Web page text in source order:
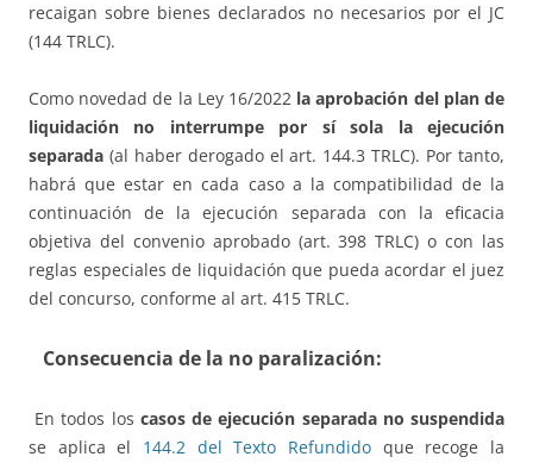
recaigan sobre bienes declarados no necesarios por el JC
(144 TRLC).
Como novedad de la Ley 16/2022 la aprobación del plan de
liquidación no interrumpe por sí sola la ejecución
separada (al haber derogado el art. 144.3 TRLC). Por tanto,
habrá que estar en cada caso a la compatibilidad de la
continuación de la ejecución separada con la eficacia
objetiva del convenio aprobado (art. 398 TRLC) o con las
reglas especiales de liquidación que pueda acordar el juez
del concurso, conforme al art. 415 TRLC.
Consecuencia de la no paralización:
En todos los casos de ejecución separada no suspendida
se aplica el 144.2 del Texto Refundido que recoge la